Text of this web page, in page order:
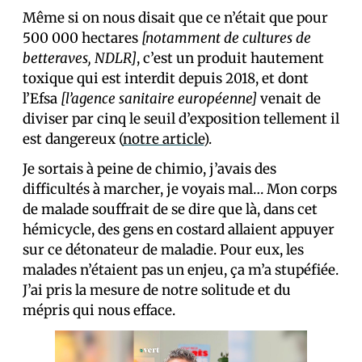
Même si on nous disait que ce n’était que pour
500 000 hectares [notamment de cultures de
betteraves, NDLR], c’est un produit hautement
toxique qui est interdit depuis 2018, et dont
l’Efsa [l’agence sanitaire européenne] venait de
diviser par cinq le seuil d’exposition tellement il
est dangereux (notre article).
Je sortais à peine de chimio, j’avais des
difficultés à marcher, je voyais mal… Mon corps
de malade souffrait de se dire que là, dans cet
hémicycle, des gens en costard allaient appuyer
sur ce détonateur de maladie. Pour eux, les
malades n’étaient pas un enjeu, ça m’a stupéfiée.
J’ai pris la mesure de notre solitude et du
mépris qui nous efface.